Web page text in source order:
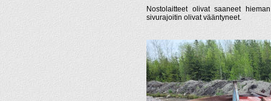
Nostolaitteet olivat saaneet
sivurajoitin olivat vääntyneet.